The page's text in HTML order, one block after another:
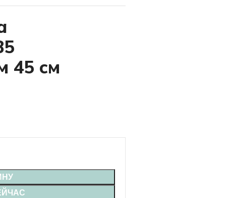
ОБРУЧАЛЬНЫЕ
КОЛЬЦА С
45 см